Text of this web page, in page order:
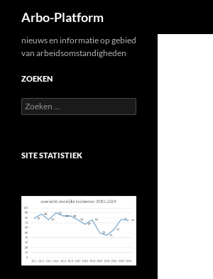
Arbo-Platform
nieuws en informatie op gebied
van arbeidsomstandigheden
ZOEKEN
Zoeken
naar:
SITE STATISTIEK